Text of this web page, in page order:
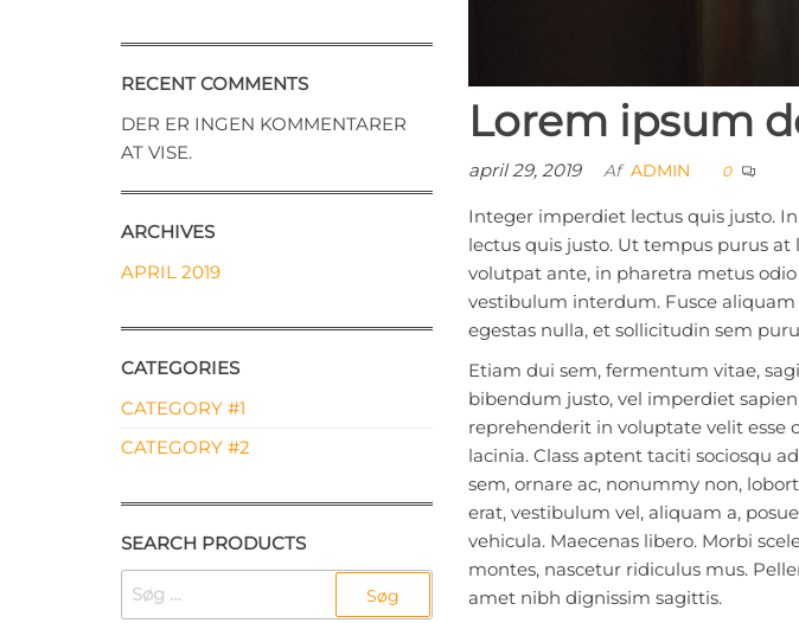
Lorem ipsum
april 29, 2019 Af ADMIN 0
Integer imperdiet lectus quis justo.
lectus quis justo. Ut tempus purus
volutpat ante, in pharetra metus
vestibulum interdum. Fusce
egestas nulla, et sollicitudin sem
Etiam dui sem, fermentum vitae,
bibendum justo, vel imperdiet
reprehenderit in voluptate velit esse
lacinia. Class aptent taciti sociosqu
sem, ornare ac, nonummy non,
erat, vestibulum vel, aliquam a,
vehicula. Maecenas libero. Morbi
montes, nascetur ridiculus mus.
amet nibh dignissim sagittis.
RECENT COMMENTS
DER ER INGEN KOMMENTARER
AT VISE.
ARCHIVES
APRIL 2019
CATEGORIES
CATEGORY #1
CATEGORY #2
SEARCH PRODUCTS
SØG
EFTER: